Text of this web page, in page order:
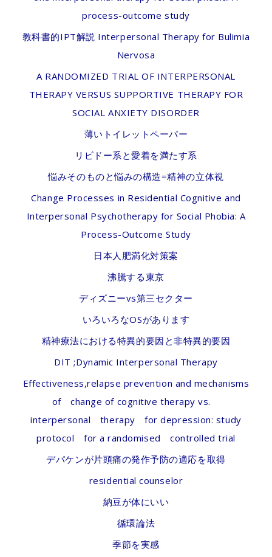
process-outcome study
教科書的IPT解説 Interpersonal Therapy for Bulimia
Nervosa
A RANDOMIZED TRIAL OF INTERPERSONAL
THERAPY VERSUS SUPPORTIVE THERAPY FOR
SOCIAL ANXIETY DISORDER
薄いトイレットペーパー
リビドー系と愛着を満たす系
悩みそのものと悩みの構造=精神の立体視
Change Processes in Residential Cognitive and
Interpersonal Psychotherapy for Social Phobia: A
Process-Outcome Study
日本人肥満化対策案
沸騰する東京
ディズニーvs第三セクター
いろいろなOSがあります
精神療法における特異的要因と非特異的要因
DIT ;Dynamic Interpersonal Therapy
Effectiveness,relapse prevention and mechanisms
of change of cognitive therapy vs.
interpersonal therapy for depression: study
protocol for a randomised controlled trial
デパケンが片頭痛の発作予防の適応を取得
residential counselor
納豆が体にいい
循環論法
季節を実感